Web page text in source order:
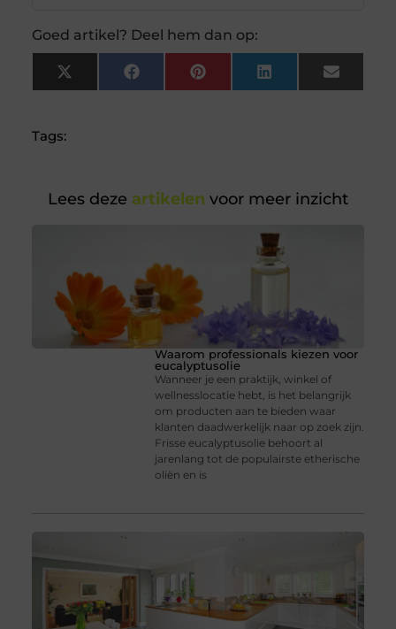
Goed artikel? Deel hem dan op:
X
(Twitter)
FacebookPinterest LinkedIn Email
Tags:
Lees deze artikelen voor meer inzicht
Waarom professionals kiezen voor
eucalyptusolie
Wanneer je een praktijk, winkel of
wellnesslocatie hebt, is het belangrijk
om producten aan te bieden waar
klanten daadwerkelijk naar op zoek zijn.
Frisse eucalyptusolie behoort al
jarenlang tot de populairste etherische
oliën en is